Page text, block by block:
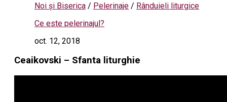
Noi și Biserica / Pelerinaje / Rânduieli liturgice
Ce este pelerinajul?
oct. 12, 2018
Ceaikovski – Sfanta liturghie